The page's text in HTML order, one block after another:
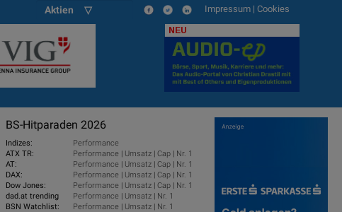
Aktien ▽ Impressum | Cookies
NEU
BS-Hitparaden 2026
Indizes:
Performance
ATX TR:
Performance | Umsatz |Cap | Nr. 1
AT:
Performance | Umsatz |Cap | Nr. 1
DAX:
Performance | Umsatz |Cap | Nr. 1
Dow Jones:
Performance | Umsatz |Cap | Nr. 1
dad.at trending
Performance | Umsatz | Nr. 1
BSN Watchlist:
Performance | Umsatz | Nr. 1